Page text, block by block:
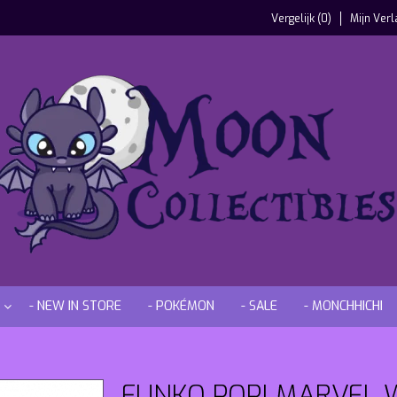
Vergelijk (0) Mijn
- NEW IN STORE - POKÉMON - SALE - MONCHHICHI